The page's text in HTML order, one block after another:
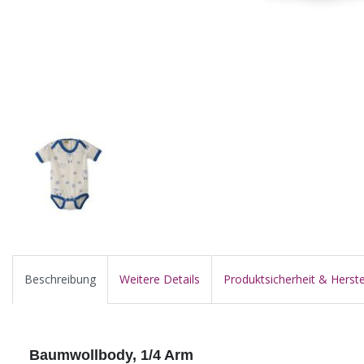
Beschreibung Weitere Details Produktsicherheit &
Baumwollbody, 1/4 Arm